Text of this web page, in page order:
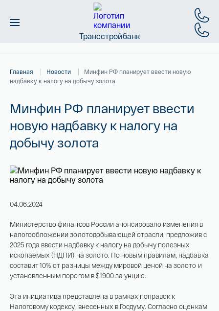
Трансстройбанк
Слитки
Новинки
Скидки
Магазин
Контакты
На связи с 9:00 до 18:00 (понедельник – пятница)
8800 50504 76
+7495 78682 78
coins.shop@tsbnk.ru
Главная Новости
Минфин РФ планирует ввести новую
надбавку к налогу на добычу золота
Минфин РФ планирует ввести
новую надбавку к налогу на
добычу золота
04.06.2024
Министерство финансов России анонсировало изменения в
налогообложении золотодобывающей отрасли, предложив с
2025 года ввести надбавку к налогу на добычу полезных
ископаемых (НДПИ) на золото. По новым правилам, надбавка
составит 10% от разницы между мировой ценой на золото и
установленным порогом в $1900 за унцию.
Эта инициатива представлена в рамках поправок к
Налоговому кодексу, внесенных в Госдуму. Согласно оценкам